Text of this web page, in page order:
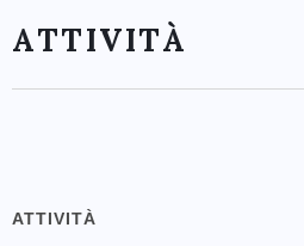
ATTIVITÀ
ATTIVITÀ